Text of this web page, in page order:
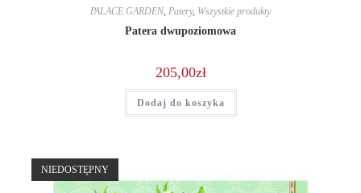
PALACE GARDEN Patery, Wszystkie produkty
Patera dwupoziomowa
205,00zł
Dodaj do koszyka
NIEDOSTĘPNY